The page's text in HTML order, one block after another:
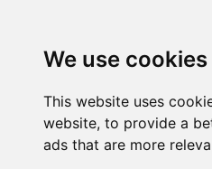
We use cookies
This website uses
website, to provide a
ads that are more